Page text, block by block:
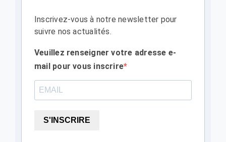
Inscrivez-vous à notre newsletter pour
suivre nos actualités.
Veuillez renseigner votre adresse e-
mail pour vous inscrire
S'INSCRIRE